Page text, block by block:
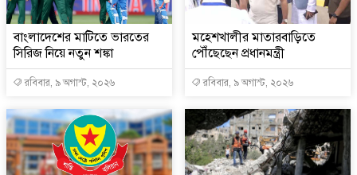
বাংলাদেশের মাটিতে ভারতের
সিরিজ নিয়ে নতুন শঙ্কা
রবিবার, ৯ অগাস্ট, ২০২৬
মহেশখালীর মাতারবাড়িতে
পৌঁছেছেন প্রধানমন্ত্রী
রবিবার, ৯ অগাস্ট, ২০২৬